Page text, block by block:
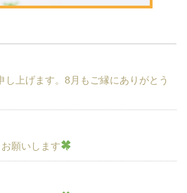
上げます。8月もご縁にありがとう
願いします